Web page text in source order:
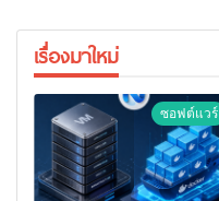
เรื่องมาใหม่
ซอฟต์แวร์